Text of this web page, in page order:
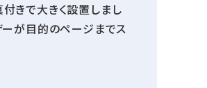
きで大きく設置しまし
ーが目的のページまでス